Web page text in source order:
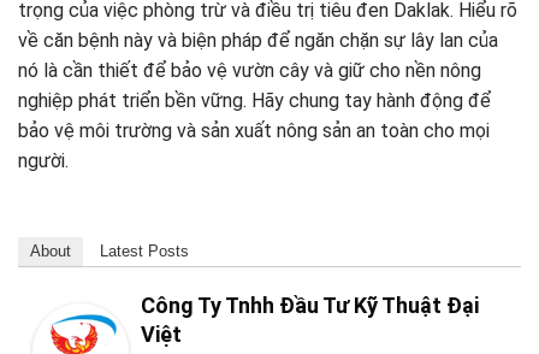
trọng của việc phòng trừ và điều trị tiêu đen Daklak. Hiểu rõ
về căn bệnh này và biện pháp để ngăn chặn sự lây lan của
nó là cần thiết để bảo vệ vườn cây và giữ cho nền nông
nghiệp phát triển bền vững. Hãy chung tay hành động để
bảo vệ môi trường và sản xuất nông sản an toàn cho mọi
người.
About Latest Posts
Công Ty Tnhh Đầu Tư Kỹ Thuật Đại
Việt